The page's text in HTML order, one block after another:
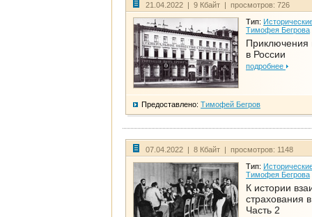
21.04.2022 | 9 Кбайт | просмотров: 726
Тип:
Тимофея Бегрова
Приключения
в России
подробнее
Предоставлено: Тимофей Бегров
07.04.2022 | 8 Кбайт | просмотров: 1148
Тип:
Тимофея Бегрова
К истории
страхования
Часть 2